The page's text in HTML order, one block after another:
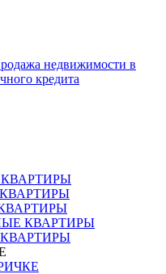
недвижимости в
кредита
КВАРТИРЫ